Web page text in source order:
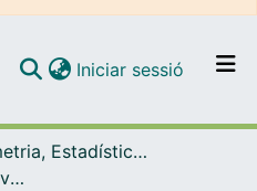
per tot el DD
Iniciar sessió (current)
Econometria, Estadística i Economia Aplicada
Articles publicats en revistes (Econometria, Estadística i Economia Aplicada)